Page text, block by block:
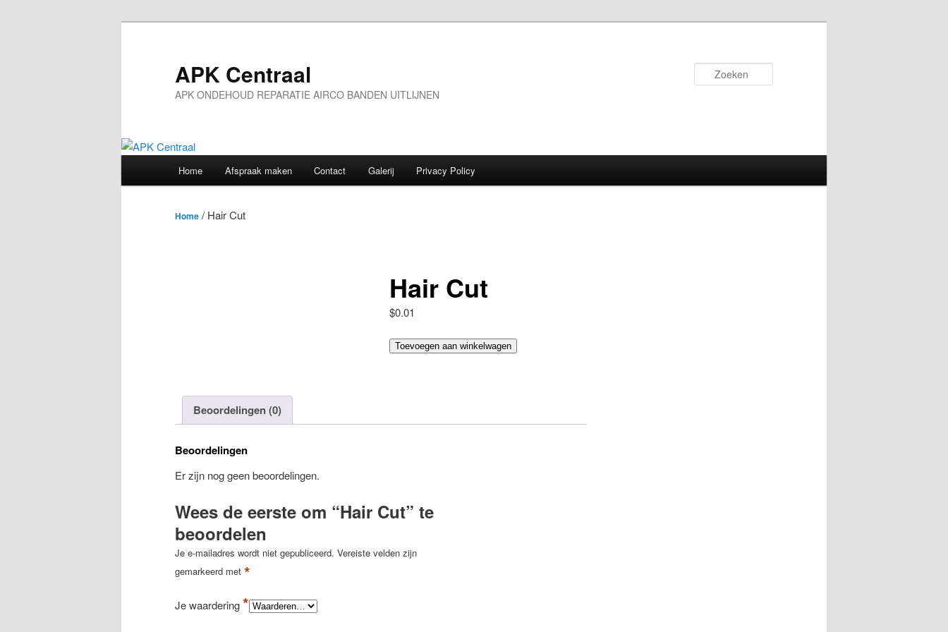
APK Centraal
APK ONDEHOUD REPARATIE AIRCO BANDEN UITLIJNEN
Home Afspraak maken Contact Galerij Privacy Policy
Home / Hair Cut
Hair Cut
$0.01
Hair
Toevoegen aan winkelwagen
Beoordelingen (0)
Beoordelingen
Er zijn nog geen beoordelingen.
Wees de eerste om “Hair Cut” te
beoordelen
Je e-mailadres wordt niet gepubliceerd. Vereiste velden zijn
gemarkeerd met *
Je waardering*